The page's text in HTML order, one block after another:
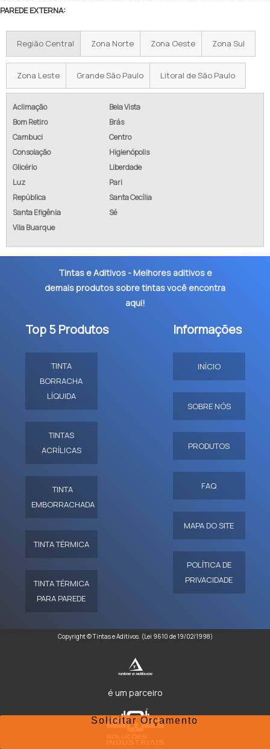
Solicitar Orçamento
PAREDE EXTERNA:
Região Central Zona Norte Zona Oeste Zona Sul
Zona Leste Grande São Paulo Litoral de São Paulo
Aclimação
Bela Vista
Bom Retiro
Brás
Cambuci
Centro
Consolação
Higienópolis
Glicério
Liberdade
Luz
Pari
República
Santa Cecília
Santa Efigênia
Sé
Vila Buarque
Tintas e Aditivos - Melhores aditivos e
demais produtos sobre tintas você encontra
aqui!
Top 5 Produtos
TINTA
BORRACHA
LÍQUIDA
TINTAS
ACRÍLICAS
TINTA
EMBORRACHADA
TINTA TÉRMICA
TINTA TÉRMICA
PARA PAREDE
Informações
INÍCIO
SOBRE NÓS
PRODUTOS
FAQ
MAPA DO SITE
POLÍTICA DE
PRIVACIDADE
Copyright © Tintas e Aditivos. (Lei 9610 de 19/02/1998)
é um parceiro